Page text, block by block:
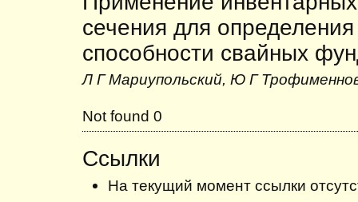
сечения для
способности свайных
Л Г Мариупольский, Ю Г
Not found 0
Ссылки
На текущий момент ссылки